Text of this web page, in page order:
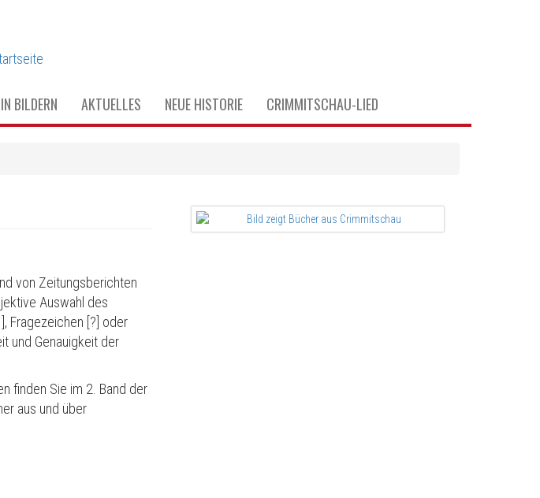
BILDERN AKTUELLES NEUE HISTORIE CRIMMITSCHAU-LIED
von Zeitungsberichten
Auswahl des
Fragezeichen [?] oder
und Genauigkeit der
finden Sie im 2. Band der
aus und über